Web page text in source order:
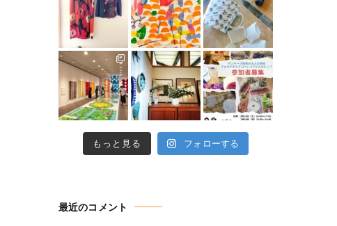
もっと見る フォローする
最近のコメント